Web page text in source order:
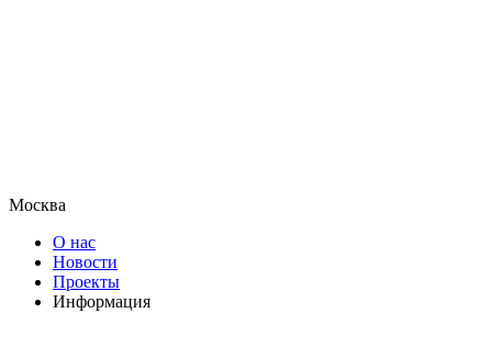
Москва
О нас
Новости
Проекты
Информация